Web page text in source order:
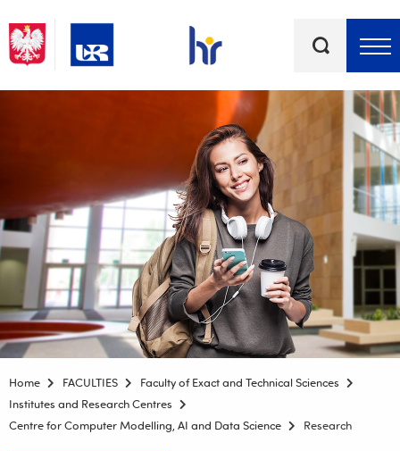
Home FACULTIES
Faculty of Exact and Technical Sciences
Institutes and Research Centres
Centre for Computer Modelling, AI and Data Science
Research